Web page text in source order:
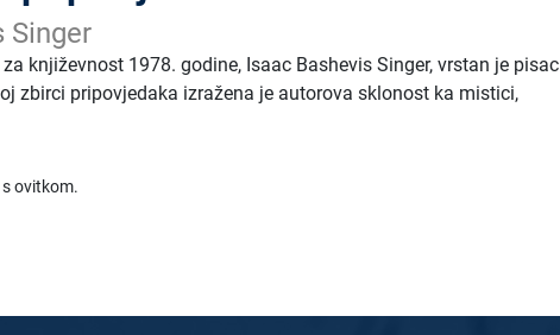
Singer
književnost 1978. godine, Isaac Bashevis Singer, vrstan je pisac
zbirci pripovjedaka izražena je autorova sklonost ka mistici,
ovitkom.